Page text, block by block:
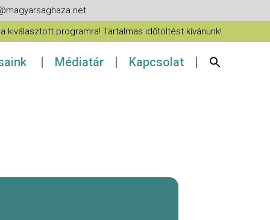
programra! Tartalmas időtöltést kívánunk!
Médiatár Kapcsolat